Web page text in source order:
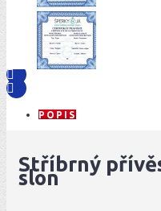
POPIS
Stříbrný
slon